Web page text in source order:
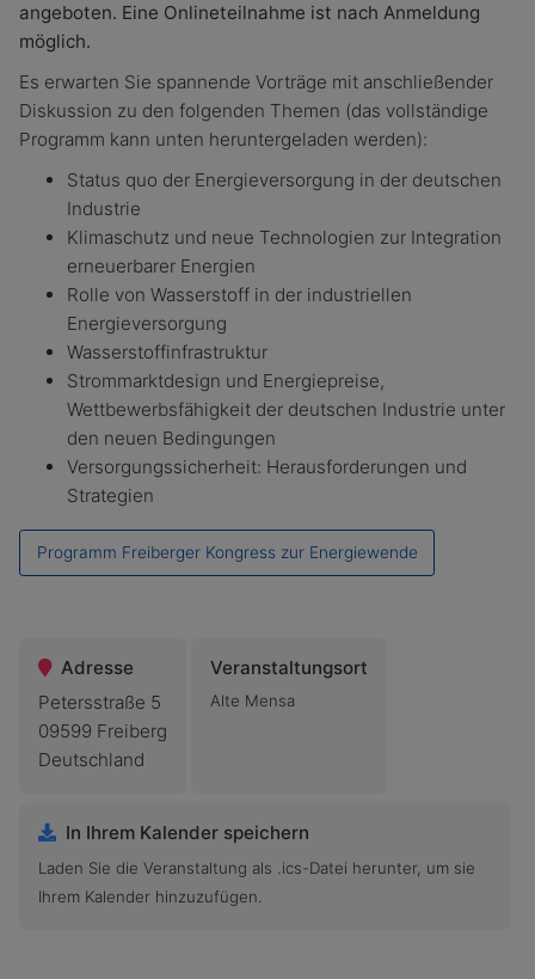
angeboten. Eine Onlineteilnahme ist nach Anmeldung
möglich.
Es erwarten Sie spannende Vorträge mit anschließender
Diskussion zu den folgenden Themen (das vollständige
Programm kann unten heruntergeladen werden):
Status quo der Energieversorgung in der deutschen
Industrie
Klimaschutz und neue Technologien zur Integration
erneuerbarer Energien
Rolle von Wasserstoff in der industriellen
Energieversorgung
Wasserstoffinfrastruktur
Strommarktdesign und Energiepreise,
Wettbewerbsfähigkeit der deutschen Industrie unter
den neuen Bedingungen
Versorgungssicherheit: Herausforderungen und
Strategien
Programm Freiberger Kongress zur Energiewende
Adresse
Petersstraße 5
09599 Freiberg
Deutschland
Veranstaltungsort
Alte Mensa
In Ihrem Kalender speichern
Laden Sie die Veranstaltung als .ics-Datei herunter, um sie
Ihrem Kalender hinzuzufügen.